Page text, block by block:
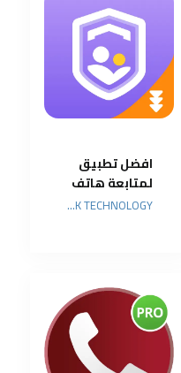
افضل تطبيق
لمتابعة هاتف
اطفالك
HONGKONG FLASHGET NETWORK TECHNOLOGY